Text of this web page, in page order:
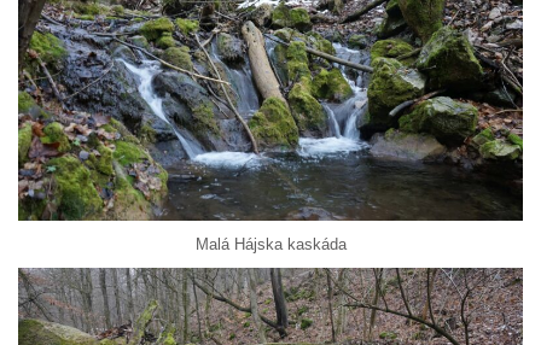
Malá Hájska kaskáda